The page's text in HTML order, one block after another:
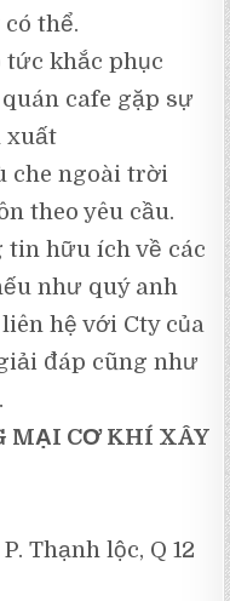
thể.
tức khắc phục
cafe gặp sự
xuất
che ngoài trời
theo yêu cầu.
tin hữu ích về các
như quý anh
hệ với Cty của
đáp cũng như
MẠI CƠ KHÍ XÂY
Thạnh lộc, Q 12